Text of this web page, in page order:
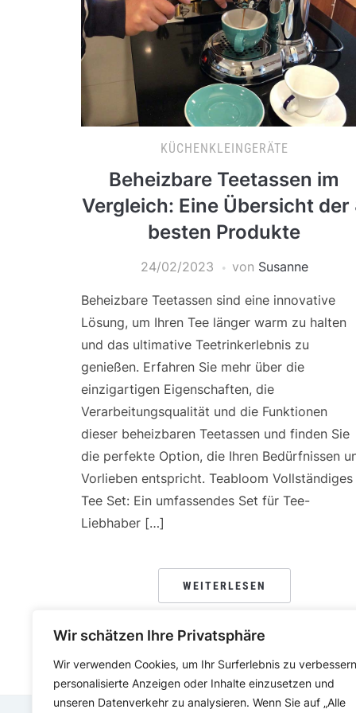
Wir schätzen Ihre Privatsphäre
Wir verwenden Cookies, um Ihr Surferlebnis zu
personalisierte Anzeigen oder Inhalte einzusetzen und
unseren Datenverkehr zu analysieren. Wenn Sie auf „Alle
KÜCHENKLEINGERÄTE
Beheizbare Teetassen im
Vergleich: Eine Übersicht der
besten Produkte
24/02/2023 von Susanne
Beheizbare Teetassen sind eine innovative
Lösung, um Ihren Tee länger warm zu halten
und das ultimative Teetrinkerlebnis zu
genießen. Erfahren Sie mehr über die
einzigartigen Eigenschaften, die
Verarbeitungsqualität und die Funktionen
dieser beheizbaren Teetassen und finden Sie
die perfekte Option, die Ihren Bedürfnissen
Vorlieben entspricht. Teabloom Vollständiges
Tee Set: Ein umfassendes Set für Tee-
Liebhaber […]
WEITERLESEN